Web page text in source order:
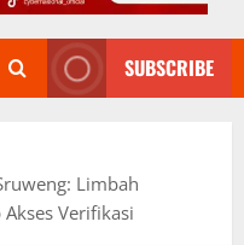
SUBSCRIBE
Limbah
Verifikasi